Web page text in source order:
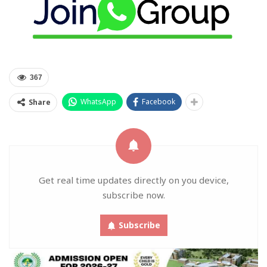
367
Share WhatsApp Facebook
Get real time updates directly on you device,
subscribe now.
Subscribe